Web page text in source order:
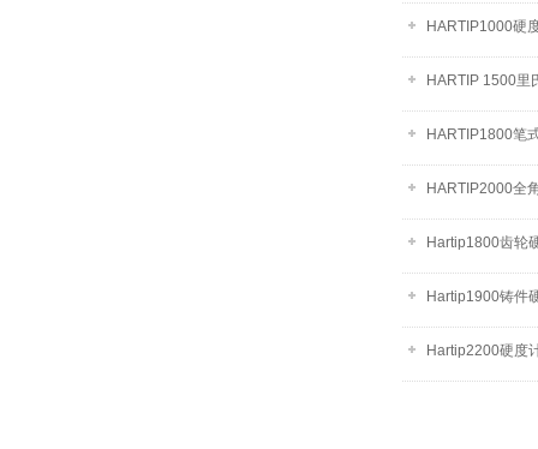
HARTIP1000硬
HARTIP 1500里
HARTIP1800笔
HARTIP2000全
Hartip1800齿轮
Hartip1900铸件
Hartip2200硬度